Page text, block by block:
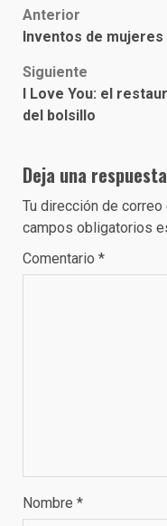
Post
navigation
Anterior
Inventos de
Siguiente
I Love You: el
del bolsillo
Deja una respuesta
Tu dirección de
campos obligatorios
Comentario *
Nombre *